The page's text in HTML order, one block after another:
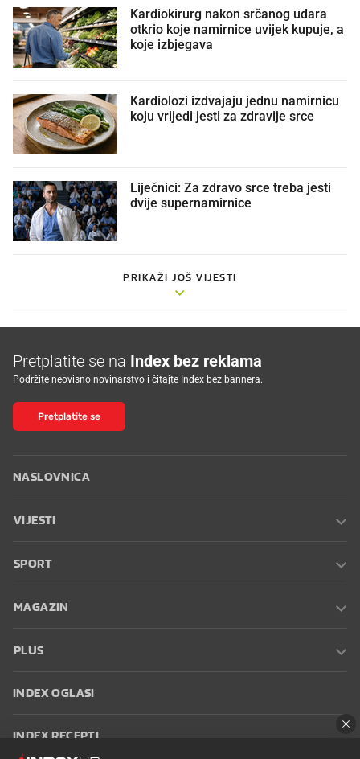
Kardiokirurg nakon srčanog udara
otkrio koje namirnice uvijek kupuje, a
koje izbjegava
Kardiolozi izdvajaju jednu namirnicu
koju vrijedi jesti za zdravije srce
Liječnici: Za zdravo srce treba jesti
dvije supernamirnice
PRIKAŽI JOŠ VIJESTI
Pretplatite se na Index bez reklama
Podržite neovisno novinarstvo i čitajte Index bez bannera.
Pretplatite se
NASLOVNICA
VIJESTI
SPORT
MAGAZIN
PLUS
INDEX OGLASI
INDEX RECEPTI